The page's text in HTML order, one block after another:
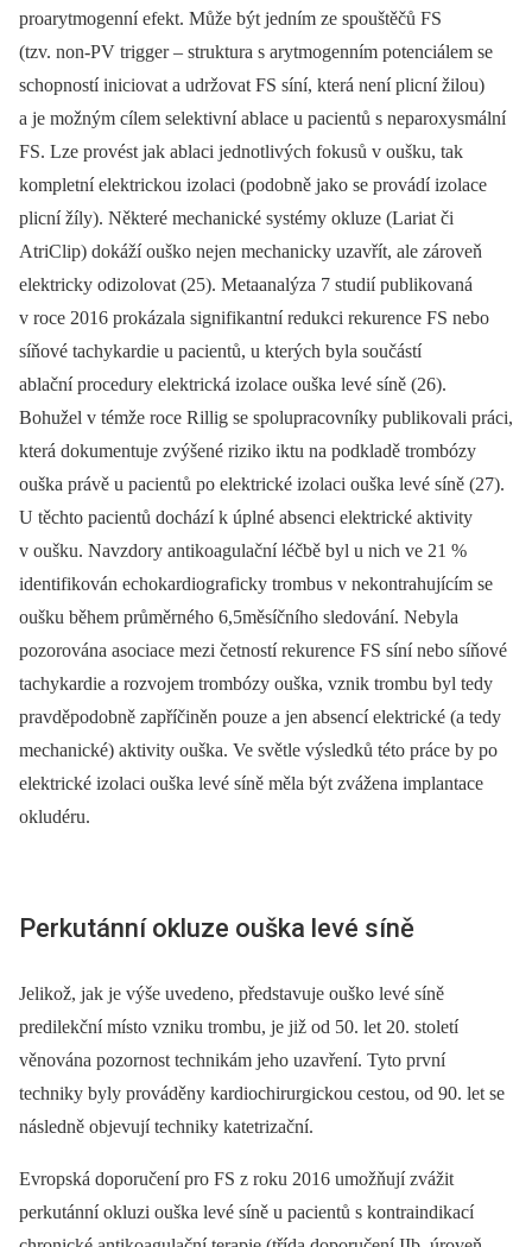
proarytmogenní efekt. Může být jedním ze spouštěčů FS
(tzv. non-PV trigger –⁠ struktura s arytmogenním potenciálem se
schopností iniciovat a udržovat FS síní, která není plicní žilou)
a je možným cílem selektivní ablace u pacientů s neparoxysmální
FS. Lze provést jak ablaci jednotlivých fokusů v oušku, tak
kompletní elektrickou izolaci (podobně jako se provádí izolace
plicní žíly). Některé mechanické systémy okluze (Lariat či
AtriClip) dokáží ouško nejen mechanicky uzavřít, ale zároveň
elektricky odizolovat (25). Metaanalýza 7 studií publikovaná
v roce 2016 prokázala signifikantní redukci rekurence FS nebo
síňové tachykardie u pacientů, u kterých byla součástí
ablační procedury elektrická izolace ouška levé síně (26).
Bohužel v témže roce Rillig se spolupracovníky publikovali práci,
která dokumentuje zvýšené riziko iktu na podkladě trombózy
ouška právě u pacientů po elektrické izolaci ouška levé síně (27).
U těchto pacientů dochází k úplné absenci elektrické aktivity
v oušku. Navzdory antikoagulační léčbě byl u nich ve 21 %
identifikován echokardiograficky trombus v nekontrahujícím se
oušku během průměrného 6,5měsíčního sledování. Nebyla
pozorována asociace mezi četností rekurence FS síní nebo síňové
tachykardie a rozvojem trombózy ouška, vznik trombu byl tedy
pravděpodobně zapříčiněn pouze a jen absencí elektrické (a tedy
mechanické) aktivity ouška. Ve světle výsledků této práce by po
elektrické izolaci ouška levé síně měla být zvážena implantace
okludéru.
Perkutánní okluze ouška levé síně
Jelikož, jak je výše uvedeno, představuje ouško levé síně
predilekční místo vzniku trombu, je již od 50. let 20. století
věnována pozornost technikám jeho uzavření. Tyto první
techniky byly prováděny kardiochirurgickou cestou, od 90. let se
následně objevují techniky katetrizační.
Evropská doporučení pro FS z roku 2016 umožňují zvážit
perkutánní okluzi ouška levé síně u pacientů s kontraindikací